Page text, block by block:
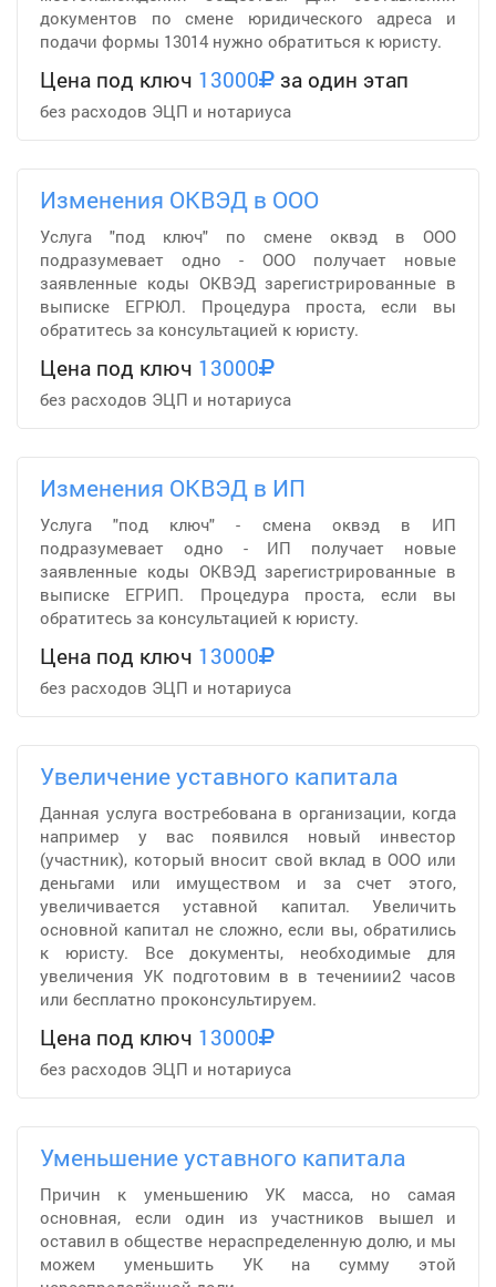
документов по смене юридического адреса и
подачи формы 13014 нужно обратиться к юристу.
Цена под ключ 13000 за один этап
без расходов ЭЦП и нотариуса
Изменения ОКВЭД в ООО
Услуга "под ключ" по смене оквэд в ООО
подразумевает одно - ООО получает новые
заявленные коды ОКВЭД зарегистрированные в
выписке ЕГРЮЛ. Процедура проста, если вы
обратитесь за консультацией к юристу.
Цена под ключ 13000
без расходов ЭЦП и нотариуса
Изменения ОКВЭД в ИП
Услуга "под ключ" - смена оквэд в ИП
подразумевает одно - ИП получает новые
заявленные коды ОКВЭД зарегистрированные в
выписке ЕГРИП. Процедура проста, если вы
обратитесь за консультацией к юристу.
Цена под ключ 13000
без расходов ЭЦП и нотариуса
Увеличение уставного капитала
Данная услуга востребована в организации, когда
например у вас появился новый инвестор
(участник), который вносит свой вклад в ООО или
деньгами или имуществом и за счет этого,
увеличивается уставной капитал. Увеличить
основной капитал не сложно, если вы, обратились
к юристу. Все документы, необходимые для
увеличения УК подготовим в в течениии2 часов
или бесплатно проконсультируем.
Цена под ключ 13000
без расходов ЭЦП и нотариуса
Уменьшение уставного капитала
Причин к уменьшению УК масса, но самая
основная, если один из участников вышел и
оставил в обществе нераспределенную долю, и мы
можем уменьшить УК на сумму этой